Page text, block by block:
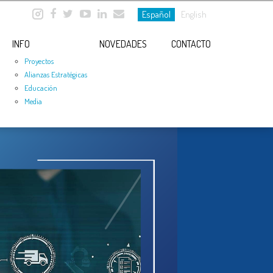
Español English
INFO
Proyectos
Alianzas Estratégicas
Educación
Media
NOVEDADES CONTACTO